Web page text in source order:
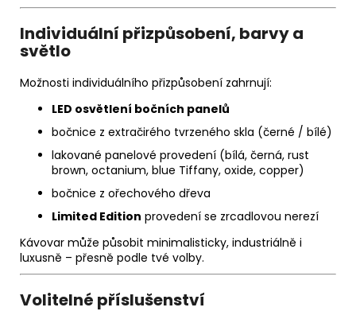
Individuální přizpůsobení, barvy a
světlo
Možnosti individuálního přizpůsobení zahrnují:
LED osvětlení bočních panelů
bočnice z extračirého tvrzeného skla (černé / bílé)
lakované panelové provedení (bílá, černá, rust
brown, octanium, blue Tiffany, oxide, copper)
bočnice z ořechového dřeva
Limited Edition provedení se zrcadlovou nerezí
Kávovar může působit minimalisticky, industriálně i
luxusně – přesně podle tvé volby.
Volitelné příslušenství